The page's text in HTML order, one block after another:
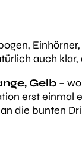
auch
Gelb –
erst einmal
die bunten